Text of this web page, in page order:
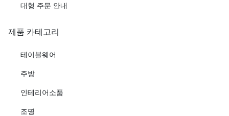
대형 주문 안내
제품 카테고리
테이블웨어
주방
인테리어소품
조명